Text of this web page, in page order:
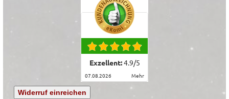
Exzellent:4.9/5
07.08.2026 mehr
Widerruf einreichen